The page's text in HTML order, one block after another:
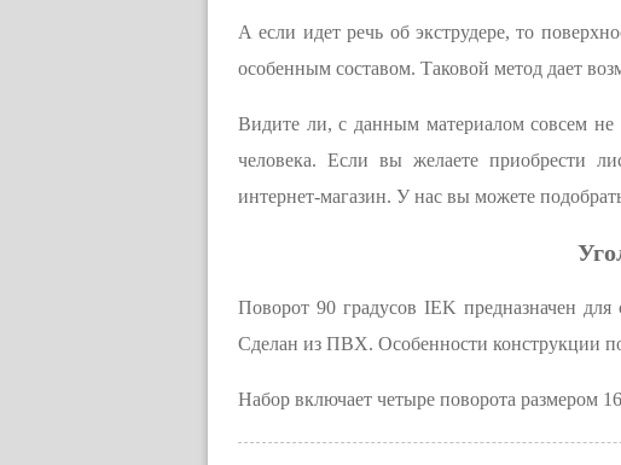
А если идет речь об экструдере, то
особенным составом. Таковой метод дает
Видите ли, с данным материалом совсем не
человека. Если вы желаете приобрести
интернет-магазин. У нас вы можете
Поворот 90 градусов IEK предназначен
Сделан из ПВХ. Особенности конструкции
Набор включает четыре поворота размером